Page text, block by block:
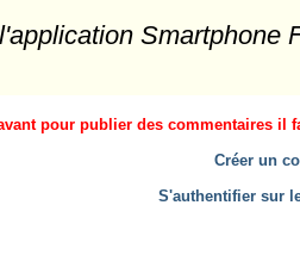
Smartphone
pour publier des commentaires il
Créer un
S'authentifier sur